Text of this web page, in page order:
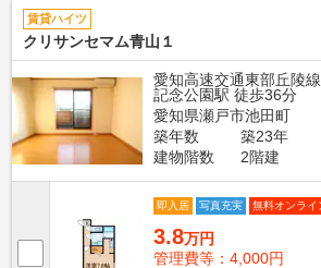
賃貸ハイツ
クリサンセマム青山１
愛知高速交通東部丘陵
記念公園駅 徒歩36分
愛知県瀬戸市池田町
築年数
築23年
建物階数
2階建
即入居 写真充実 無料オンライ
3.8万円
管理費等：4,000円